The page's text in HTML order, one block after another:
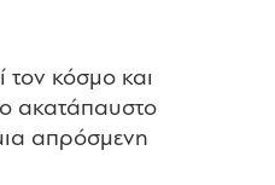
τον κόσμο και
ακατάπαυστο
απρόσμενη